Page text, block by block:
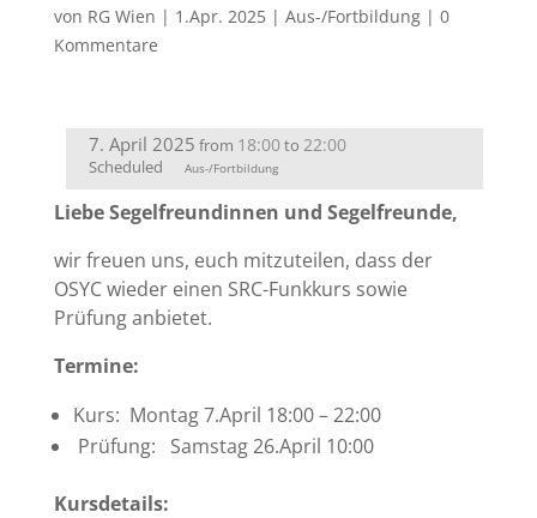
von RG Wien | 1.Apr. 2025| Aus-/Fortbildung| 0
Kommentare
7. April 2025 from 18:00to 22:00
Scheduled Aus-/Fortbildung
Liebe Segelfreundinnen und Segelfreunde,
wir freuen uns, euch mitzuteilen, dass der
OSYC wieder einen SRC-Funkkurs sowie
Prüfung anbietet.
Termine:
Kurs: Montag 7.April 18:00 – 22:00
Prüfung: Samstag 26.April 10:00
Kursdetails: